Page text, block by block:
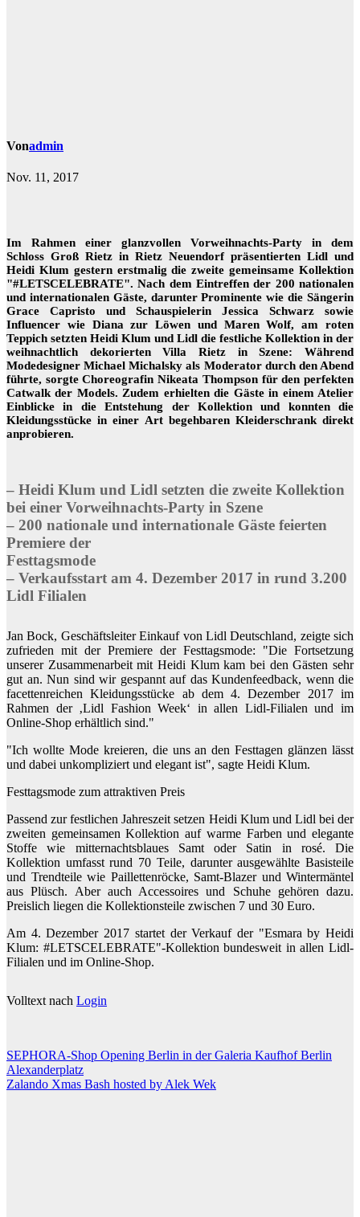
Vonadmin
Nov. 11, 2017
Im Rahmen einer glanzvollen Vorweihnachts-Party in dem
Schloss Groß Rietz in Rietz Neuendorf präsentierten Lidl und
Heidi Klum gestern erstmalig die zweite gemeinsame Kollektion
"#LETSCELEBRATE". Nach dem Eintreffen der 200 nationalen
und internationalen Gäste, darunter Prominente wie die Sängerin
Grace Capristo und Schauspielerin Jessica Schwarz sowie
Influencer wie Diana zur Löwen und Maren Wolf, am roten
Teppich setzten Heidi Klum und Lidl die festliche Kollektion in der
weihnachtlich dekorierten Villa Rietz in Szene: Während
Modedesigner Michael Michalsky als Moderator durch den Abend
führte, sorgte Choreografin Nikeata Thompson für den perfekten
Catwalk der Models. Zudem erhielten die Gäste in einem Atelier
Einblicke in die Entstehung der Kollektion und konnten die
Kleidungsstücke in einer Art begehbaren Kleiderschrank direkt
anprobieren.
– Heidi Klum und Lidl setzten die zweite Kollektion
bei einer Vorweihnachts-Party in Szene
– 200 nationale und internationale Gäste feierten
Premiere der
Festtagsmode
– Verkaufsstart am 4. Dezember 2017 in rund 3.200
Lidl Filialen
Jan Bock, Geschäftsleiter Einkauf von Lidl Deutschland, zeigte sich
zufrieden mit der Premiere der Festtagsmode: "Die Fortsetzung
unserer Zusammenarbeit mit Heidi Klum kam bei den Gästen sehr
gut an. Nun sind wir gespannt auf das Kundenfeedback, wenn die
facettenreichen Kleidungsstücke ab dem 4. Dezember 2017 im
Rahmen der ‚Lidl Fashion Week‘ in allen Lidl-Filialen und im
Online-Shop erhältlich sind."
"Ich wollte Mode kreieren, die uns an den Festtagen glänzen lässt
und dabei unkompliziert und elegant ist", sagte Heidi Klum.
Festtagsmode zum attraktiven Preis
Passend zur festlichen Jahreszeit setzen Heidi Klum und Lidl bei der
zweiten gemeinsamen Kollektion auf warme Farben und elegante
Stoffe wie mitternachtsblaues Samt oder Satin in rosé. Die
Kollektion umfasst rund 70 Teile, darunter ausgewählte Basisteile
und Trendteile wie Paillettenröcke, Samt-Blazer und Wintermäntel
aus Plüsch. Aber auch Accessoires und Schuhe gehören dazu.
Preislich liegen die Kollektionsteile zwischen 7 und 30 Euro.
Am 4. Dezember 2017 startet der Verkauf der "Esmara by Heidi
Klum: #LETSCELEBRATE"-Kollektion bundesweit in allen Lidl-
Filialen und im Online-Shop.
Volltext nach Login
Beitragsnavigation
SEPHORA-Shop Opening Berlin in der Galeria Kaufhof Berlin
Alexanderplatz
Zalando Xmas Bash hosted by Alek Wek